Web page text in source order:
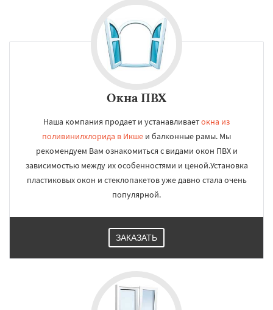
Окна ПВХ
Наша компания продает и устанавливаетокна из
поливинилхлорида в Икше и балконные рамы. Мы
рекомендуем Вам ознакомиться с видами окон ПВХ и
зависимостью между их особенностями и ценой.Установка
пластиковых окон и стеклопакетов уже давно стала очень
популярной.
ЗАКАЗАТЬ